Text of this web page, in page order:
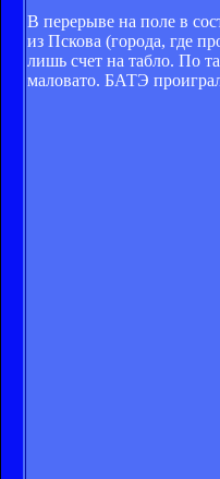
В перерыве на поле в
из Пскова (города, где
лишь счет на табло. По
маловато. БАТЭ